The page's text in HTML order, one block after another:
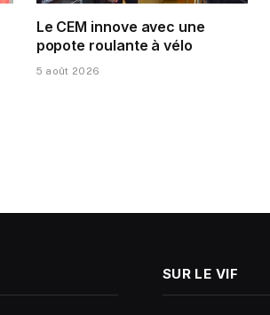
Le CEM innove avec une
popote roulante à vélo
5 août 2026
SUR LE VIF